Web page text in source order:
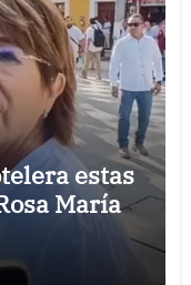
estas
María